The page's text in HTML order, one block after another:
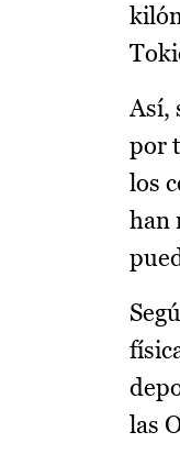
Así,
por
los
han
las